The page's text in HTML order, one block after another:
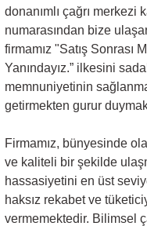
donanımlı çağrı
numarasından bize
firmamız "Satış Sonrası
Yanındayız.” ilkesini
memnuniyetinin
getirmekten gurur
Firmamız, bünyesinde
ve kaliteli bir şekilde
hassasiyetini en üst
haksız rekabet ve
vermemektedir. Bilimsel